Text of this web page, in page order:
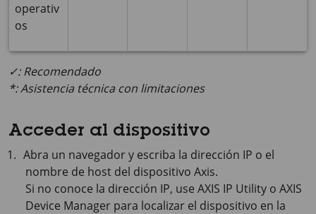
operativ
os
✓: Recomendado
*: Asistencia técnica con limitaciones
Acceder al dispositivo
Abra un navegador y escriba la dirección IP o el
nombre de host del dispositivo Axis.
Si no conoce la dirección IP, use AXIS IP Utility o AXIS
Device Manager para localizar el dispositivo en la